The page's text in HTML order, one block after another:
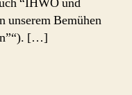
unserem Bemühen
[…]